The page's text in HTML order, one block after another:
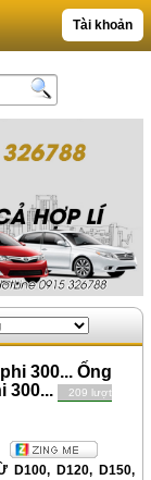
Tài khoản
300... Ống
300...
209 lượt
D100, D120, D150,